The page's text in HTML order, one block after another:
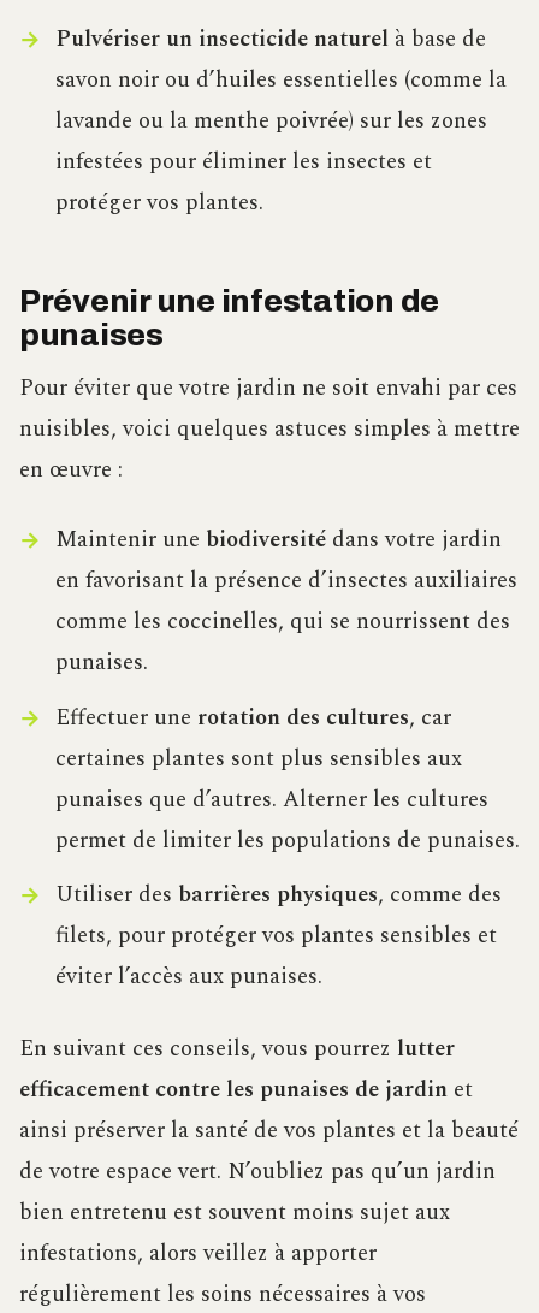
Pulvériser un insecticide naturelà base de
savon noir ou d’huiles essentielles (comme la
lavande ou la menthe poivrée) sur les zones
infestées pour éliminer les insectes et
protéger vos plantes.
Prévenir une infestation de
punaises
Pour éviter que votre jardin ne soit envahi par ces
nuisibles, voici quelques astuces simples à mettre
en œuvre :
Maintenir une biodiversitédans votre jardin
en favorisant la présence d’insectes auxiliaires
comme les coccinelles, qui se nourrissent des
punaises.
Effectuer une rotation des cultures, car
certaines plantes sont plus sensibles aux
punaises que d’autres. Alterner les cultures
permet de limiter les populations de punaises.
Utiliser des barrières physiques, comme des
filets, pour protéger vos plantes sensibles et
éviter l’accès aux punaises.
En suivant ces conseils, vous pourrez lutter
efficacement contre les punaises de jardin et
ainsi préserver la santé de vos plantes et la beauté
de votre espace vert. N’oubliez pas qu’un jardin
bien entretenu est souvent moins sujet aux
infestations, alors veillez à apporter
régulièrement les soins nécessaires à vos